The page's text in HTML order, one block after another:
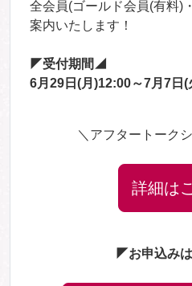
全会員(ゴールド会員(有料)
案内いたします！
◤受付期間◢
6月29日(月)12:00～7月7日(
＼アフタートーク
詳細は
◤お申込み